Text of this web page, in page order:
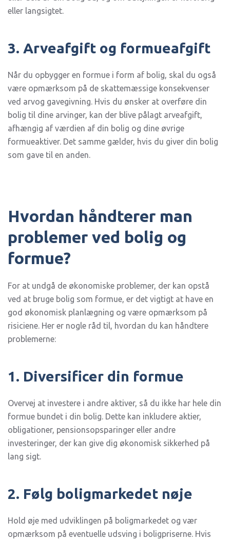
eller langsigtet.
3. Arveafgift og formueafgift
Når du opbygger en formue i form af bolig, skal du også
være opmærksom på de skattemæssige konsekvenser
ved arvog gavegivning. Hvis du ønsker at overføre din
bolig til dine arvinger, kan der blive pålagt arveafgift,
afhængig af værdien af din bolig og dine øvrige
formueaktiver. Det samme gælder, hvis du giver din bolig
som gave til en anden.
Hvordan håndterer man
problemer ved bolig og
formue?
For at undgå de økonomiske problemer, der kan opstå
ved at bruge bolig som formue, er det vigtigt at have en
god økonomisk planlægning og være opmærksom på
risiciene. Her er nogle råd til, hvordan du kan håndtere
problemerne:
1. Diversificer din formue
Overvej at investere i andre aktiver, så du ikke har hele din
formue bundet i din bolig. Dette kan inkludere aktier,
obligationer, pensionsopsparinger eller andre
investeringer, der kan give dig økonomisk sikkerhed på
lang sigt.
2. Følg boligmarkedet nøje
Hold øje med udviklingen på boligmarkedet og vær
opmærksom på eventuelle udsving i boligpriserne. Hvis